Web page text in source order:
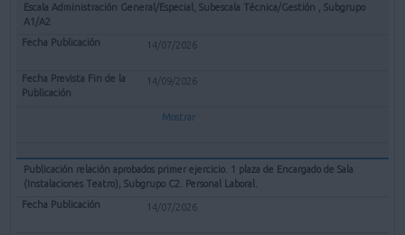
Escala Administración General/Especial, Subescala Técnica/Gestión , Subgrupo
A1/A2
14/07/2026
14/09/2026
Mostrar
Publicación relación aprobados primer ejercicio. 1 plaza de Encargado de Sala
(Instalaciones Teatro), Subgrupo C2. Personal Laboral.
14/07/2026